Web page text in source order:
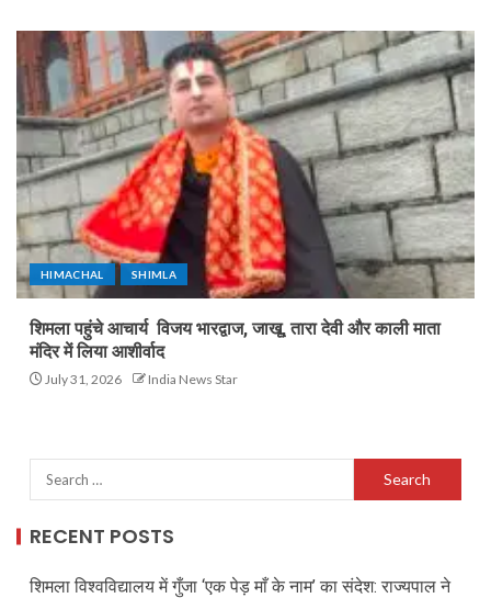
HIMACHAL SHIMLA
शिमला पहुंचे आचार्य विजय भारद्वाज, जाखू, तारा देवी और काली माता
मंदिर में लिया आशीर्वाद
July 31, 2026 India News Star
RECENT POSTS
शिमला विश्वविद्यालय में गुँजा ‘एक पेड़ माँ के नाम’ का संदेश: राज्यपाल ने